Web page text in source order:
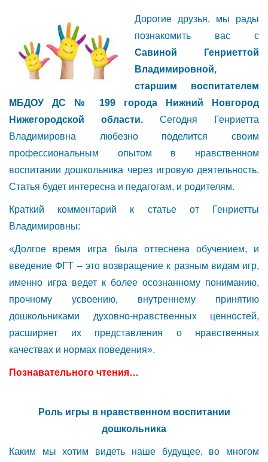
Дорогие друзья, мы рады
познакомить вас с
Савиной Генриеттой
Владимировной,
старшим воспитателем
МБДОУ ДС № 199 города Нижний Новгород
Нижегородской области. Сегодня Генриетта
Владимировна любезно поделится своим
профессиональным опытом в нравственном
воспитании дошкольника через игровую деятельность.
Статья будет интересна и педагогам, и родителям.
Краткий комментарий к статье от Генриетты
Владимировны:
«Долгое время игра была оттеснена обучением, и
введение ФГТ – это возвращение к разным видам игр,
именно игра ведет к более осознанному пониманию,
прочному усвоению, внутреннему принятию
дошкольниками духовно-нравственных ценностей,
расширяет их представления о нравственных
качествах и нормах поведения».
Познавательного чтения…
Роль игры в нравственном воспитании
дошкольника
Каким мы хотим видеть наше будущее, во многом